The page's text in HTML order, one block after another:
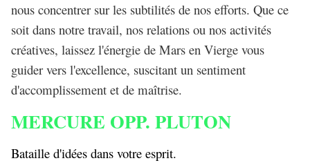
nous concentrer sur les subtilités de nos efforts. Que ce
soit dans notre travail, nos relations ou nos activités
créatives, laissez l'énergie de Mars en Vierge vous
guider vers l'excellence, suscitant un sentiment
d'accomplissement et de maîtrise.
MERCURE OPP. PLUTON
Bataille d'idées dans votre esprit.